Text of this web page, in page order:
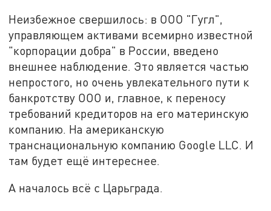
Неизбежное свершилось: в ООО "Гугл",
управляющем активами всемирно известной
"корпорации добра" в России, введено
внешнее наблюдение. Это является частью
непростого, но очень увлекательного пути к
банкротству ООО и, главное, к переносу
требований кредиторов на его материнскую
компанию. На американскую
транснациональную компанию Google LLC. И
там будет ещё интереснее.
А началось всё с Царьграда.